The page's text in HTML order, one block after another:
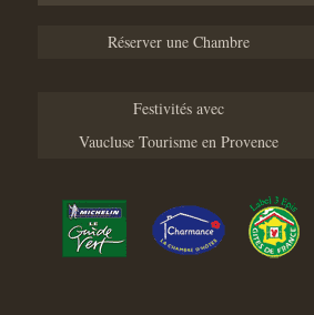
Réserver une Chambre
Festivités avec
Vaucluse Tourisme en Provence